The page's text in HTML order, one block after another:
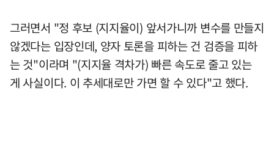
그러면서 "정 후보 (지지율이) 앞서가니까 변수를 만들지
않겠다는 입장인데, 양자 토론을 피하는 건 검증을 피하
는 것"이라며 "(지지율 격차가) 빠른 속도로 줄고 있는
게 사실이다. 이 추세대로만 가면 할 수 있다"고 했다.